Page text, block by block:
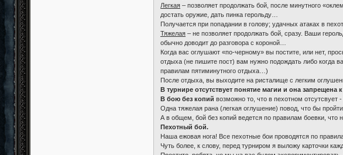
Легкая – позволяет продолжать бой, после минутного
достать оружие, дать пинка герольду…
Получается при попадании в голову; удачных атаках в
Тяжелая – не позволяет продолжать бой, сразу. Ваши
обычно доводит до разговора с короной…
Когда вас оглушают «по-черному» вы постите, или нет,
отдыха (не пишите пост) вам нужно подождать либо когда
правилам пятиминутного отдыха…)
После отдыха, вы выходите на ристалище с легким
В турнире отсутствует понятие магии и она запрещена
В бою без копий возможно то, что в пехотном отсутсвует
Одна тяжелая рана (легкая оглушение) повод, что бы
А в общем, бой без копий ведется по правилам боевки, что
Пехотный бой.
Наша ежовая нога! Все пехотные бои проводятся по
Чуть более, к слову, перед турниром я выложу карточки